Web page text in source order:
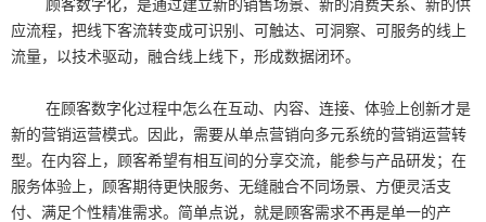
顾客数字化，是通过建立新的销售场景、新的消费关系、新的供
应流程，把线下客流转变成可识别、可触达、可洞察、可服务的线上
流量，以技术驱动，融合线上线下，形成数据闭环。
在顾客数字化过程中怎么在互动、内容、连接、体验上创新才是
新的营销运营模式。因此，需要从单点营销向多元系统的营销运营转
型。在内容上，顾客希望有相互间的分享交流，能参与产品研发；在
服务体验上，顾客期待更快服务、无缝融合不同场景、方便灵活支
付、满足个性精准需求。简单点说，就是顾客需求不再是单一的产